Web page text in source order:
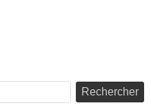
Rechercher